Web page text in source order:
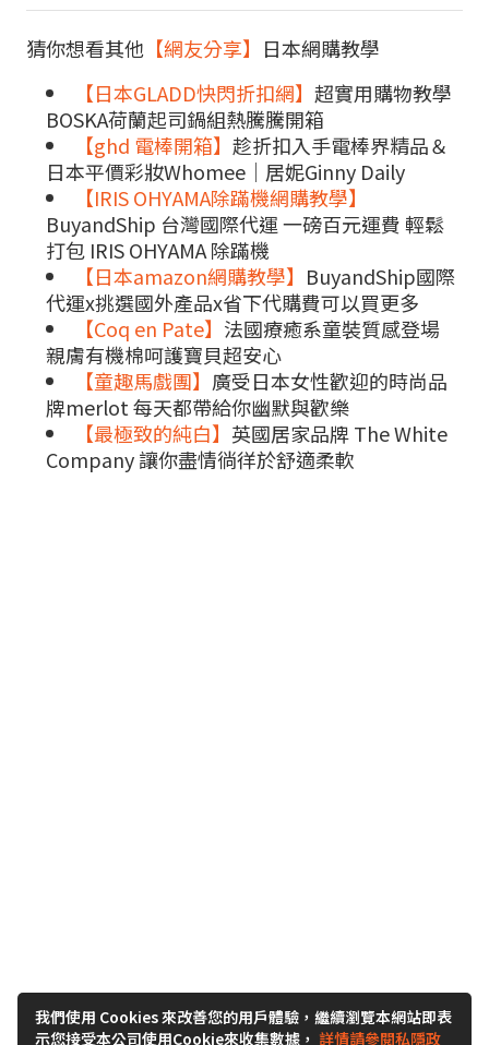
猜你想看其他 【網友分享】 日本網購教學
【日本GLADD快閃折扣網】 超實用購物教學
BOSKA荷蘭起司鍋組熱騰騰開箱
【ghd 電棒開箱】 趁折扣入手電棒界精品＆
日本平價彩妝Whomee｜居妮Ginny Daily
【IRIS OHYAMA除蹣機網購教學】
BuyandShip 台灣國際代運 一磅百元運費 輕鬆
打包 IRIS OHYAMA 除蹣機
【日本amazon網購教學】 BuyandShip國際
代運x挑選國外產品x省下代購費可以買更多
【Coq en Pate】 法國療癒系童裝質感登場
親膚有機棉呵護寶貝超安心
【童趣馬戲團】 廣受日本女性歡迎的時尚品
牌merlot 每天都帶給你幽默與歡樂
【最極致的純白】 英國居家品牌 The White
Company 讓你盡情徜徉於舒適柔軟
我們使用 Cookies 來改善您的用戶體驗，繼續瀏覽本網站即表
示您接受本公司使用Cookie來收集數據， 詳情請參閱私隱政